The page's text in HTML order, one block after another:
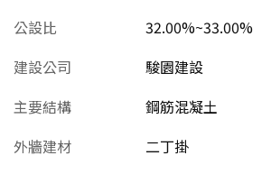
公設比
32.00%~33.00%
建設公司
駿園建設
主要結構
鋼筋混凝土
外牆建材
二丁掛